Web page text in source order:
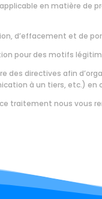
en matière de
d’effacement et de
pour des motifs
des directives afin
à un tiers, etc.) en
traitement nous vous